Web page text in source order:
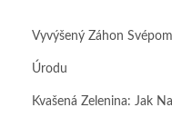
Vyvýšený Záhon
Úrodu
Kvašená Zelenina: Jak